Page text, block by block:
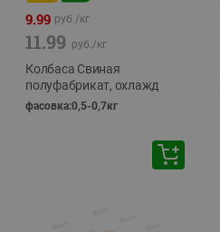
9.99 руб./кг
11.99 руб./кг
Колбаса Свиная
полуфабрикат, охлажд
фасовка:0,5-0,7кг